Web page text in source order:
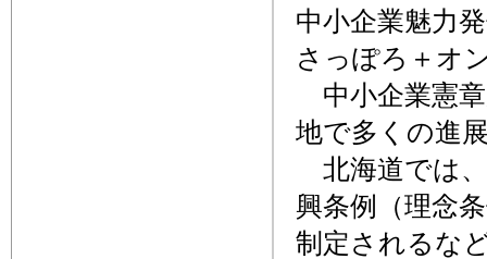
中小企業魅力
さっぽろ＋オ
中小企業憲章
地で多くの進
北海道では
興条例（理念
制定されるな